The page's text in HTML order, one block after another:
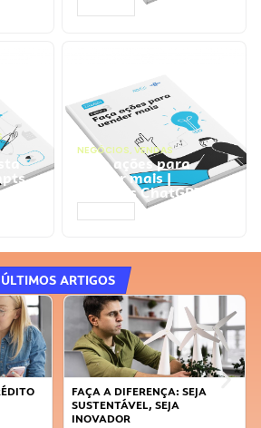
NEGÓCIOS, VENDAS
Faça ações para
vender mais |
Prompts ChatGPT
ÚLTIMOS ARTIGOS
FAÇA A DIFERENÇA: SEJA
SUSTENTÁVEL, SEJA
INOVADOR